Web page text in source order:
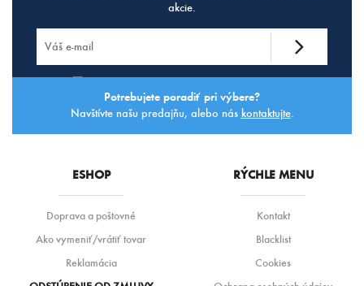
akcie.
Potrebujete poradiť pri výbere?
Navštívte našu predajňu, alebo nás kontaktujte.
ESHOP
Doprava a poštovné
Ako vymeniť/vrátiť tovar
Reklamácia
RÝCHLE MENU
Kontakt
Blacklist
Cookies